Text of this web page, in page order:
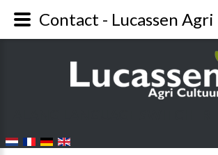
Contact - Lucassen Agri